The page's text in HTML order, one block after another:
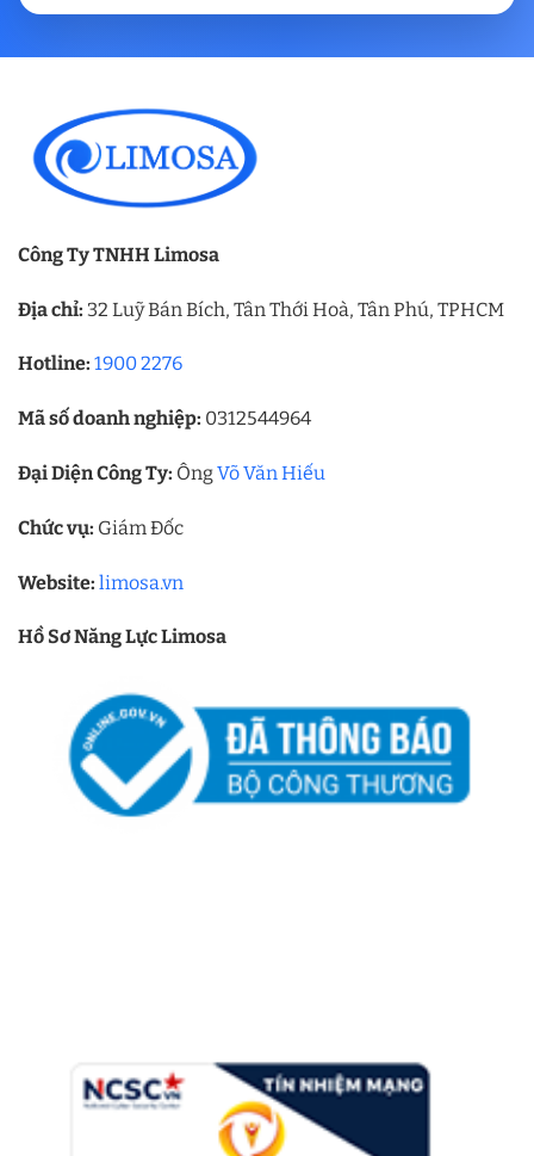
Công Ty TNHH Limosa
Địa chỉ: 32 Luỹ Bán Bích, Tân Thới Hoà, Tân Phú, TPHCM
Hotline: 1900 2276
Mã số doanh nghiệp: 0312544964
Đại Diện Công Ty: ÔngVõ Văn Hiếu
Chức vụ: Giám Đốc
Website: limosa.vn
Hồ Sơ Năng Lực Limosa